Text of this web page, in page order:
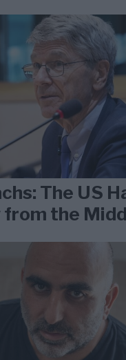
The US
the